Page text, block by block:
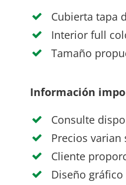
Cubierta tapa
Interior full
Tamaño
Información
Consulte
Precios
Cliente
Diseño